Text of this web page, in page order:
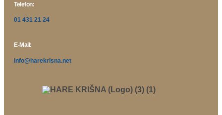
Telefon:
01 431 21 24
E-Mail:
info@harekrisna.net